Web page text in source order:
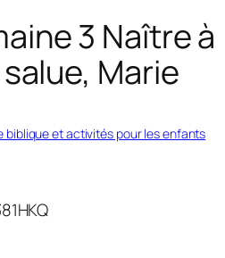
3 Naître à
Marie
biblique et activités pour les enfants